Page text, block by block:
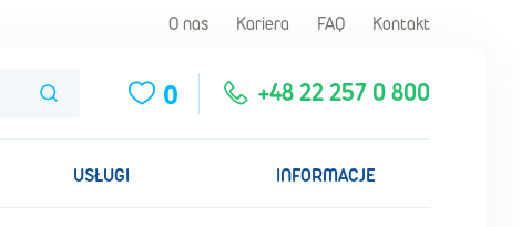
O nas Kariera FAQ Kontakt
0 +48 22 257 0 800
USŁUGI INFORMACJE